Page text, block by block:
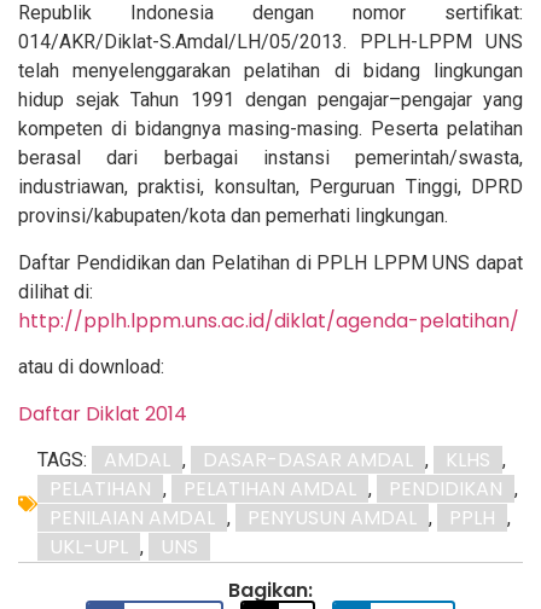
Republik Indonesia dengan nomor sertifikat:
014/AKR/Diklat-S.Amdal/LH/05/2013. PPLH-LPPM UNS
telah menyelenggarakan pelatihan di bidang lingkungan
hidup sejak Tahun 1991 dengan pengajar–pengajar yang
kompeten di bidangnya masing-masing. Peserta pelatihan
berasal dari berbagai instansi pemerintah/swasta,
industriawan, praktisi, konsultan, Perguruan Tinggi, DPRD
provinsi/kabupaten/kota dan pemerhati lingkungan.
Daftar Pendidikan dan Pelatihan di PPLH LPPM UNS dapat
dilihat di:
http://pplh.lppm.uns.ac.id/diklat/agenda-pelatihan/
atau di download:
Daftar Diklat 2014
TAGS: AMDAL , DASAR-DASAR AMDAL , KLHS ,
PELATIHAN , PELATIHAN AMDAL , PENDIDIKAN ,
PENILAIAN AMDAL , PENYUSUN AMDAL , PPLH ,
UKL-UPL ,
UNS
Bagikan: